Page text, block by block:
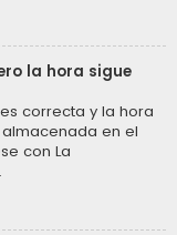
la hora sigue
correcta y la hora
en el
con La